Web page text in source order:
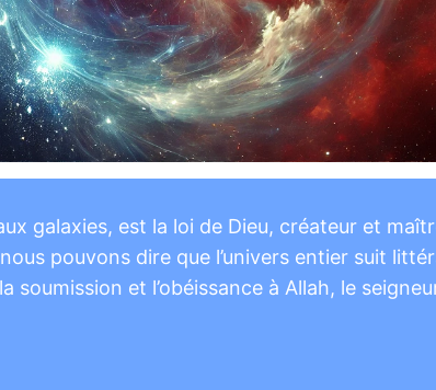
galaxies, est la loi de Dieu, créateur et
pouvons dire que l’univers entier suit
soumission et l’obéissance à Allah, le